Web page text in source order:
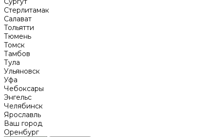
Стерлитамак
Салават
Тольятти
Тюмень
Томск
Тамбов
Тула
Ульяновск
Уфа
Чебоксары
Энгельс
Челябинск
Ярославль
Ваш город
Оренбург